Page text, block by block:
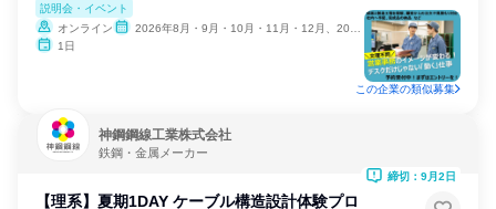
説明会・イベント
オンライン
2026年8月・9月・10月・11月・12月、2027年1月
1日
この企業の類似募集
神鋼鋼線工業株式会社
鉄鋼・金属メーカー
【理系】夏期1DAY ケーブル構造設計体験プロ
締切：9月2日